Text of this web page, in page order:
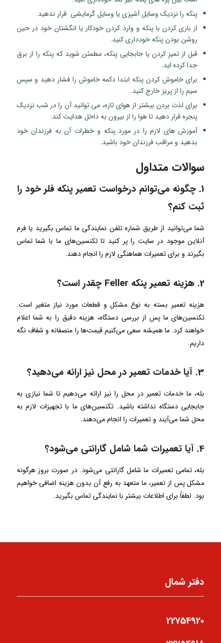
پنکه را نزدیک وسایل آشپزی یا وسایل گرمایشی قرار ندهید.
از بازی کردن با پنکه و وارد کردن خودکار یا انگشتان خود در حین
روشن بودن پنکه خودداری کنید.
قبل از تمیز کردن یا جابجایی پنکه، مطمئن شوید که پنکه را از برق
جدا کرده اید.
برای خاموش کردن پنکه ابتدا دکمه خاموش را فشار دهید و سپس
سیم را از پریز خارج کنید.
برای لذت بردن بیشتر از هوای تازه، می توانید آن را در شب نزدیک
پنجره قرار دهید تا هوا را از بیرون به داخل هدایت کند.
آموزش های لازم را در مورد پنکه و خطرات آن به فرزندان خود
بدهید و مراقب فرزندان خود باشید.
سوالات متداول
1. چگونه می‌توانم درخواست تعمیر پنکه فلر خود را
ثبت کنم؟
شما می‌توانید از طریق شماره تلفن نمایندگی ما تماس بگیرید یا فرم
آنلاین موجود در سایت را پر کنید تا تکنسین‌های ما با شما تماس
بگیرند و برای تعمیرات هماهنگی لازم را انجام دهند.
2. هزینه تعمیر پنکه Feller چقدر است؟
هزینه تعمیر بسته به نوع مشکل و قطعات مورد نیاز متغیر است.
تکنسین‌های ما پس از بررسی دستگاه، هزینه دقیق را به شما اعلام
خواهند کرد. ما همیشه سعی می‌کنیم قیمت‌ها را منصفانه و شفاف نگه
داریم.
3. آیا خدمات تعمیر در محل نیز ارائه می‌دهید؟
بله، ما خدمات تعمیر در محل را نیز ارائه می‌دهیم تا شما نیازی به
جابجایی دستگاه نداشته باشید. تکنسین‌های ما با تجهیزات لازم به
محل شما می‌آیند و تعمیرات را انجام می‌دهند.
4. آیا تعمیرات شما شامل گارانتی می‌شود؟
بله، تمامی تعمیرات ما شامل گارانتی می‌شود. در صورت بروز هرگونه
مشکل پس از تعمیر، ما متعهد به رفع آن بدون هزینه اضافی خواهیم
بود. لطفاً برای اطلاعات بیشتر با نمایندگی تماس بگیرید.
دفتر شمال
22754920